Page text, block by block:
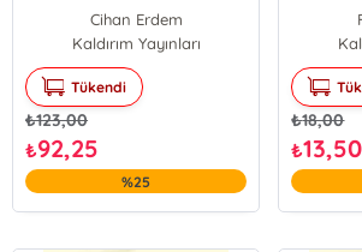
Cihan Erdem
Kaldırım Yayınları
Tükendi
₺123,00
₺92,25
%25
₺18,00
₺13,50